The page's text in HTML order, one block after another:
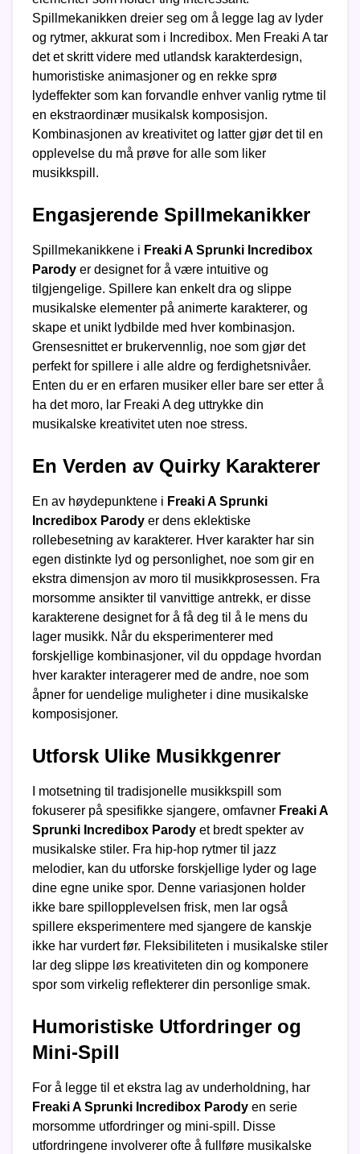
Spillmekanikken dreier seg om å legge lag av lyder
og rytmer, akkurat som i Incredibox. Men Freaki A tar
det et skritt videre med utlandsk karakterdesign,
humoristiske animasjoner og en rekke sprø
lydeffekter som kan forvandle enhver vanlig rytme til
en ekstraordinær musikalsk komposisjon.
Kombinasjonen av kreativitet og latter gjør det til en
opplevelse du må prøve for alle som liker
musikkspill.
Engasjerende Spillmekanikker
Spillmekanikkene i Freaki A Sprunki Incredibox
Parody er designet for å være intuitive og
tilgjengelige. Spillere kan enkelt dra og slippe
musikalske elementer på animerte karakterer, og
skape et unikt lydbilde med hver kombinasjon.
Grensesnittet er brukervennlig, noe som gjør det
perfekt for spillere i alle aldre og ferdighetsnivåer.
Enten du er en erfaren musiker eller bare ser etter å
ha det moro, lar Freaki A deg uttrykke din
musikalske kreativitet uten noe stress.
En Verden av Quirky Karakterer
En av høydepunktene i Freaki A Sprunki
Incredibox Parody er dens eklektiske
rollebesetning av karakterer. Hver karakter har sin
egen distinkte lyd og personlighet, noe som gir en
ekstra dimensjon av moro til musikkprosessen. Fra
morsomme ansikter til vanvittige antrekk, er disse
karakterene designet for å få deg til å le mens du
lager musikk. Når du eksperimenterer med
forskjellige kombinasjoner, vil du oppdage hvordan
hver karakter interagerer med de andre, noe som
åpner for uendelige muligheter i dine musikalske
komposisjoner.
Utforsk Ulike Musikkgenrer
I motsetning til tradisjonelle musikkspill som
fokuserer på spesifikke sjangere, omfavner Freaki A
Sprunki Incredibox Parody et bredt spekter av
musikalske stiler. Fra hip-hop rytmer til jazz
melodier, kan du utforske forskjellige lyder og lage
dine egne unike spor. Denne variasjonen holder
ikke bare spillopplevelsen frisk, men lar også
spillere eksperimentere med sjangere de kanskje
ikke har vurdert før. Fleksibiliteten i musikalske stiler
lar deg slippe løs kreativiteten din og komponere
spor som virkelig reflekterer din personlige smak.
Humoristiske Utfordringer og
Mini-Spill
For å legge til et ekstra lag av underholdning, har
Freaki A Sprunki Incredibox Parody en serie
morsomme utfordringer og mini-spill. Disse
utfordringene involverer ofte å fullføre musikalske